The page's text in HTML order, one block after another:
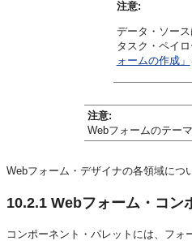
注意:
データ・ソース
タスク・ペイ
ォームの作成」
注意:
Webフォームのテー
Webフォーム・デザイナの各領域につ
10.2.1 Webフォーム・コン
コンポーネント・パレットには、フ